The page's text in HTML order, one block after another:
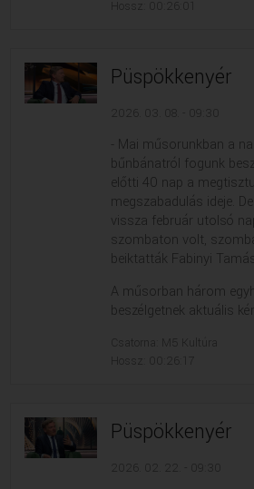
Hossz: 00:26:01
Püspökkenyér
- Mai műsorunkban a
bűnbánatról fogunk
előtti 40 nap a
megszabadulás ideje.
vissza február utolsó
szombaton volt,
beiktatták Fabinyi
A műsorban három
beszélgetnek aktuális
Csatorna: M5 Kultúra
Hossz: 00:26:17
Püspökkenyér